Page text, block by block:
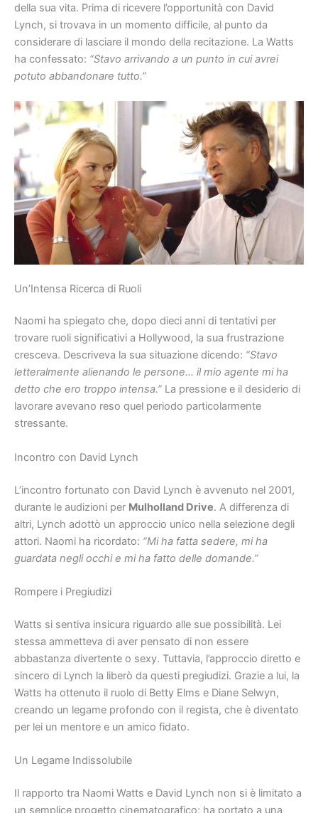
della sua vita. Prima di ricevere l’opportunità con David
Lynch, si trovava in un momento difficile, al punto da
considerare di lasciare il mondo della recitazione. La Watts
ha confessato: “Stavo arrivando a un punto in cui avrei
potuto abbandonare tutto.”
Un’Intensa Ricerca di Ruoli
Naomi ha spiegato che, dopo dieci anni di tentativi per
trovare ruoli significativi a Hollywood, la sua frustrazione
cresceva. Descriveva la sua situazione dicendo: “Stavo
letteralmente alienando le persone… il mio agente mi ha
detto che ero troppo intensa.” La pressione e il desiderio di
lavorare avevano reso quel periodo particolarmente
stressante.
Incontro con David Lynch
L’incontro fortunato con David Lynch è avvenuto nel 2001,
durante le audizioni per Mulholland Drive. A differenza di
altri, Lynch adottò un approccio unico nella selezione degli
attori. Naomi ha ricordato: “Mi ha fatta sedere, mi ha
guardata negli occhi e mi ha fatto delle domande.”
Rompere i Pregiudizi
Watts si sentiva insicura riguardo alle sue possibilità. Lei
stessa ammetteva di aver pensato di non essere
abbastanza divertente o sexy. Tuttavia, l’approccio diretto e
sincero di Lynch la liberò da questi pregiudizi. Grazie a lui, la
Watts ha ottenuto il ruolo di Betty Elms e Diane Selwyn,
creando un legame profondo con il regista, che è diventato
per lei un mentore e un amico fidato.
Un Legame Indissolubile
Il rapporto tra Naomi Watts e David Lynch non si è limitato a
un semplice progetto cinematografico; ha portato a una